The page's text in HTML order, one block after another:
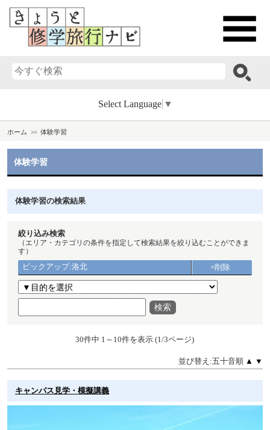
Select Language ▼
ホーム 体験学習
体験学習
体験学習の検索結果
絞り込み検索
（エリア・カテゴリの条件を指定して検索結果を絞り込むことができま
す）
ピックアップ:洛北
×削除
検索
30件中 1～10件を表示 (1/3ページ)
並び替え:五十音順 ▲ ▼
キャンパス見学・模擬講義